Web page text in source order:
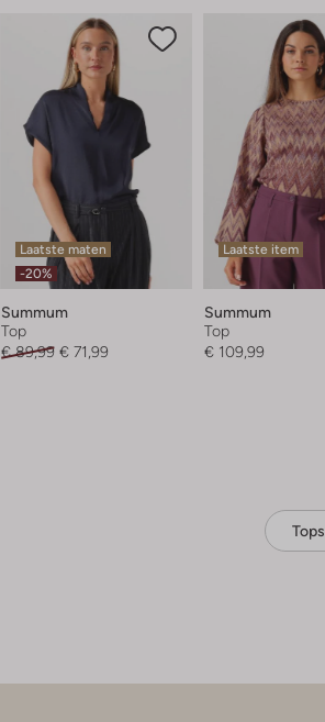
Laatste maten
-20%
Summum
Top
€ 89,99 € 71,99
Laatste item
Summum
Top
€ 109,99
Tops